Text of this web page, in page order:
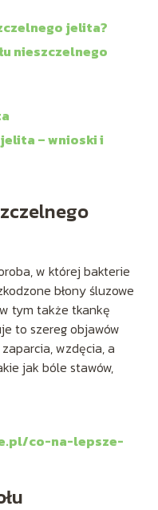
jelita?
nieszczelnego
– wnioski i
w której bakterie
błony śluzowe
tym także tkankę
to szereg objawów
wzdęcia, a
jak bóle stawów,
co-na-lepsze-